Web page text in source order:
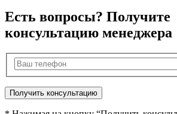
Есть вопросы? Получите
консультацию менеджера